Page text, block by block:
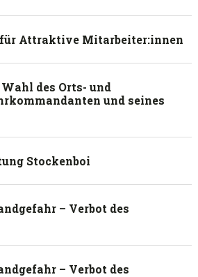
Attraktive Mitarbeiter:innen
des Orts- und
und seines
Stockenboi
– Verbot des
– Verbot des